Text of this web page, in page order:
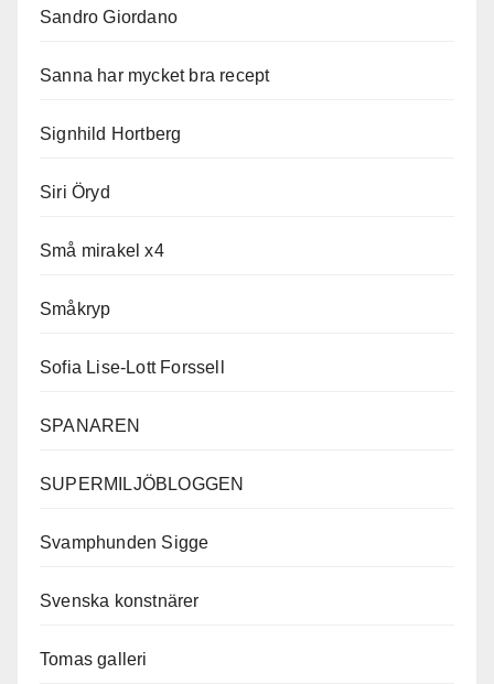
Sandro Giordano
Sanna har mycket bra recept
Signhild Hortberg
Siri Öryd
Små mirakel x4
Småkryp
Sofia Lise-Lott Forssell
SPANAREN
SUPERMILJÖBLOGGEN
Svamphunden Sigge
Svenska konstnärer
Tomas galleri